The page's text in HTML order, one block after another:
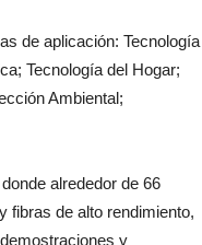
de aplicación: Tecnología
Tecnología del Hogar;
Ambiental;
alrededor de 66
fibras de alto rendimiento,
y